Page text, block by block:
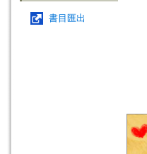
書目匯出